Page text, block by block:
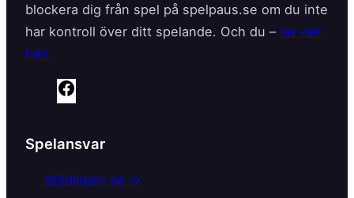
blockera dig från spel på spelpaus.se om du inte
har kontroll över ditt spelande. Och du – läs det
här!
e
b
Spelansvar
Stödlinjen.se →